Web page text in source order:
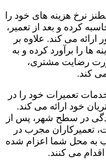
نرخ هزینه های خود را
کرده و بعد از تعمیر،
ارائه می کند. علاوه بر
ها را برآورد کرده و به
رضایت مشتری،
کند.
تعمیرات خود را در
خود ارائه می کند.
در سطح شهر، پس از
تعمیرکاران مجرب در
به محل شما اعزام شده
می کنند.